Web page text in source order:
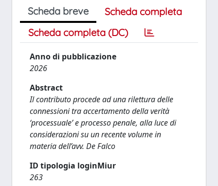
Scheda breve
Scheda completa
Scheda completa (DC)
Anno di pubblicazione
2026
Abstract
Il contributo procede ad una rilettura delle
connessioni tra accertamento della verità
‘processuale’ e processo penale, alla luce di
considerazioni su un recente volume in
materia dell’avv. De Falco
ID tipologia loginMiur
263